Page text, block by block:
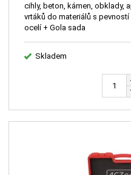
cihly, beton, kámen, obklady,
vrtáků do materiálů s
ocelí + Gola sada
Skladem